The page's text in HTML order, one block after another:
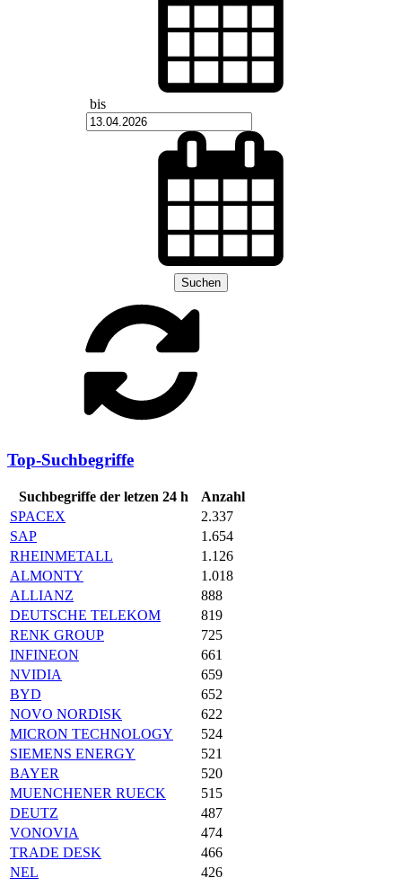
bis
Suchen
Top-Suchbegriffe
Suchbegriffe der letzen 24 h
Anzahl
SPACEX
2.337
SAP
1.654
RHEINMETALL
1.126
ALMONTY
1.018
ALLIANZ
888
DEUTSCHE TELEKOM
819
RENK GROUP
725
INFINEON
661
NVIDIA
659
BYD
652
NOVO NORDISK
622
MICRON TECHNOLOGY
524
SIEMENS ENERGY
521
BAYER
520
MUENCHENER RUECK
515
DEUTZ
487
VONOVIA
474
TRADE DESK
466
NEL
426